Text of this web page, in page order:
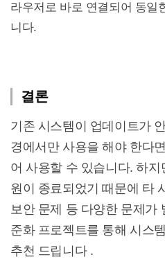
라우저로 바로 연결되어 동일
니다.
결론
기존 시스템이 업데이트가
경에서만 사용을 해야 한다
어 사용할 수 있습니다. 하지
원이 종료되었기 때문에 타
보안 문제 등 다양한 문제가
준화 프로젝트를 통해 시스
추천 드립니다 .